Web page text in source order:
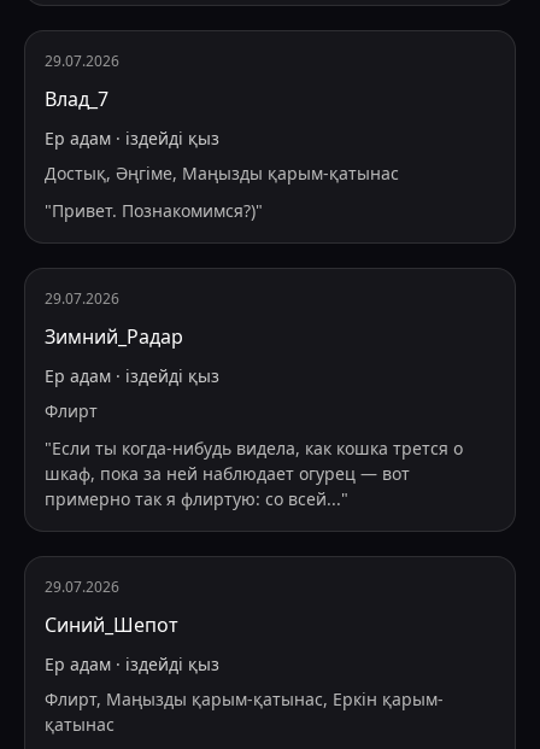
29.07.2026
Влад_7
Ер адам · іздейді қыз
Достық, Әңгіме, Маңызды қарым-қатынас
"Привет. Познакомимся?)"
29.07.2026
Зимний_Радар
Ер адам · іздейді қыз
Флирт
"Если ты когда-нибудь видела, как кошка трется о
шкаф, пока за ней наблюдает огурец — вот
примерно так я флиртую: со всей..."
29.07.2026
Синий_Шепот
Ер адам · іздейді қыз
Флирт, Маңызды қарым-қатынас, Еркін қарым-
қатынас